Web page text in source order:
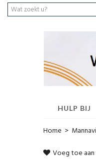
HULP BIJ
Home >
Voeg toe aan